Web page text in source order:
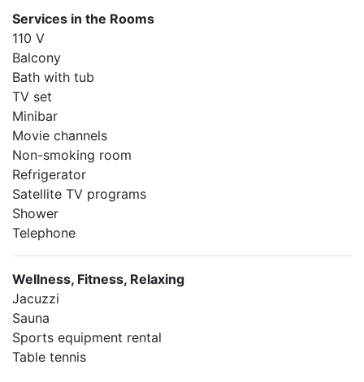
Services in the Rooms
110 V
Balcony
Bath with tub
TV set
Minibar
Movie channels
Non-smoking room
Refrigerator
Satellite TV programs
Shower
Telephone
Wellness, Fitness, Relaxing
Jacuzzi
Sauna
Sports equipment rental
Table tennis